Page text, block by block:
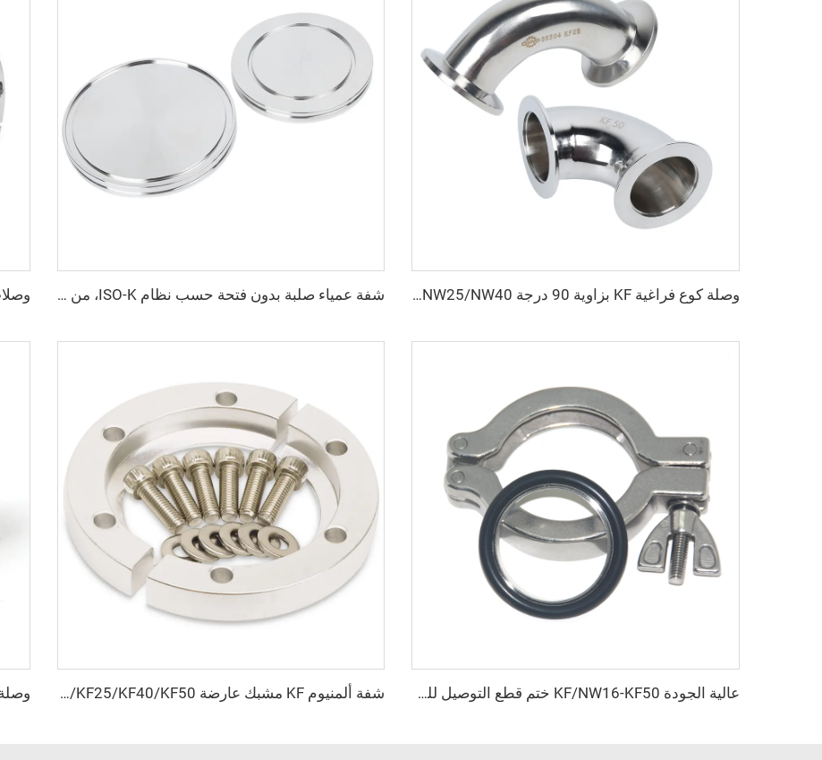
وصلة كوع فراغية KF بزاوية 90 درجة NW25/NW40 من الفولاذ المقاوم للصدأ، كوعات KF16/KF25/KF40/KF50 من الفولاذ SS304 وSS316L بزاوية 90 درجة شفة عمياء صلبة بدون فتحة حسب نظام ISO-K، من الفولاذ المقاوم للصدأ عالي الجودة، مقاسات ISO63-ISO630، قطع توصيل فراغية عالية الفراغ من الفولاذ SS304 وSS316L
عالية الجودة KF/NW16-KF50 ختم قطع التوصيل للفراغ من الفولاذ المقاوم للصدأ SS304 والألومنيوم مشبك مزدوج الدبوس حلقة مركزية O-Ring متينة شفة ألمنيوم KF مشبك عارضة KF16/KF25/KF40/KF50 تركيب مشبك فراغ عالي الجودة NW16/25/40/50 ولأوعية غرف الفراغ عالية الجهد البسيطة